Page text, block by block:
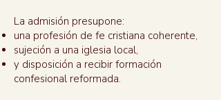
La admisión presupone:
una profesión de fe cristiana coherente,
sujeción a una iglesia local,
y disposición a recibir formación
confesional reformada.